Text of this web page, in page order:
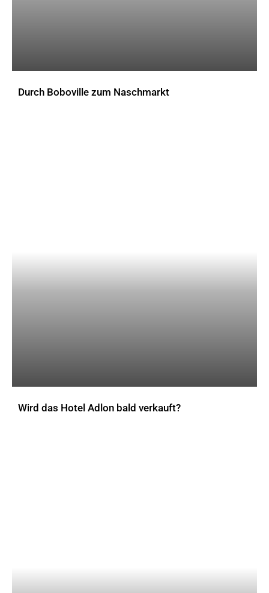
Durch Boboville zum Naschmarkt
Wird das Hotel Adlon bald verkauft?